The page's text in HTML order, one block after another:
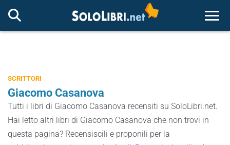
SCRITTORI
Giacomo Casanova
Tutti i libri di Giacomo Casanova recensiti su SoloLibri.net.
Hai letto altri libri di Giacomo Casanova che non trovi in
questa pagina? Recensiscili e proponili per la